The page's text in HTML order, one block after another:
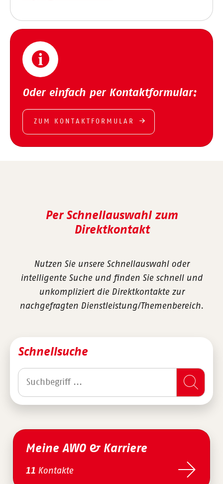
Oder einfach per Kontaktformular:
ZUM KONTAKTFORMULAR
Per Schnellauswahl zum
Direktkontakt
Nutzen Sie unsere Schnellauswahl oder
intelligente Suche und finden Sie schnell und
unkompliziert die Direktkontakte zur
nachgefragten Dienstleistung/Themenbereich.
Schnellsuche
Meine AWO & Karriere
11 Kontakte